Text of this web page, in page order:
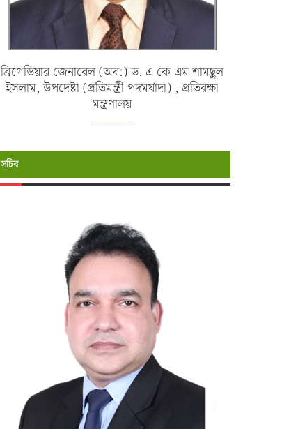
ব্রিগেডিয়ার জেনারেল (অব:) ড. এ কে এম শামছুল
ইসলাম, উপদেষ্টা (প্রতিমন্ত্রী পদমর্যাদা) , প্রতিরক্ষা
মন্ত্রণালয়
সচিব